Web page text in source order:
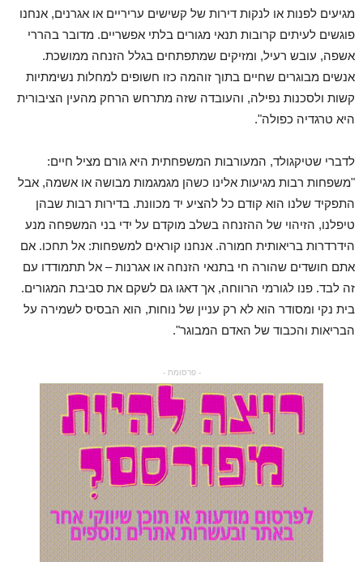
מגיעים לפנות או לנקות דירות של קשישים עריריים או אגרנים, אנחנו
פוגשים לעיתים קרובות תנאי מגורים בלתי אפשריים. מדובר בהררי
אשפה, עובש רעיל, ומזיקים שמתפתחים בגלל הזנחה ממושכת.
אנשים מבוגרים שחיים בתוך זוהמה כזו חשופים למחלות נשימתיות
קשות ולסכנות נפילה, והעובדה שזה מתרחש הרחק מהעין הציבורית
היא טרגדיה כפולה".
לדברי שטיקגולד, המעורבות המשפחתית היא גורם מציל חיים:
"משפחות רבות מגיעות אלינו כשהן מגמגמות מבושה או אשמה, אבל
התפקיד שלנו הוא קודם כל להציע יד מכוונת. בדירות רבות שבהן
טיפלנו, הזיהוי של ההזנחה בשלב מוקדם על ידי בני המשפחה מנע
הידרדרות בריאותית חמורה. אנחנו קוראים למשפחות: אל תחכו. אם
אתם חושדים שהורה חי בתנאי הזנחה או אגרנות – אל תתמודדו עם
זה לבד. פנו לגורמי הרווחה, אך דאגו גם לשקם את סביבת המגורים.
בית נקי ומסודר הוא לא רק עניין של נוחות, הוא הבסיס לשמירה על
הבריאות והכבוד של האדם המבוגר".
- פרסומת -